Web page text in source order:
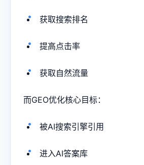
获取搜索排名
提高点击率
获取自然流量
而GEO优化核心目标：
被AI搜索引擎引用
进入AI答案库